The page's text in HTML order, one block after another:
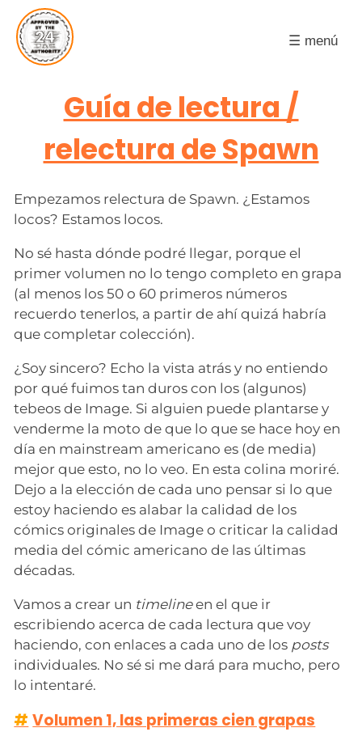
☰ menú
Guía de lectura /
relectura de Spawn
Empezamos relectura de Spawn. ¿Estamos
locos? Estamos locos.
No sé hasta dónde podré llegar, porque el
primer volumen no lo tengo completo en grapa
(al menos los 50 o 60 primeros números
recuerdo tenerlos, a partir de ahí quizá habría
que completar colección).
¿Soy sincero? Echo la vista atrás y no entiendo
por qué fuimos tan duros con los (algunos)
tebeos de Image. Si alguien puede plantarse y
venderme la moto de que lo que se hace hoy en
día en mainstream americano es (de media)
mejor que esto, no lo veo. En esta colina moriré.
Dejo a la elección de cada uno pensar si lo que
estoy haciendo es alabar la calidad de los
cómics originales de Image o criticar la calidad
media del cómic americano de las últimas
décadas.
Vamos a crear un timelineen el que ir
escribiendo acerca de cada lectura que voy
haciendo, con enlaces a cada uno de los posts
individuales. No sé si me dará para mucho, pero
lo intentaré.
Volumen 1, las primeras cien grapas